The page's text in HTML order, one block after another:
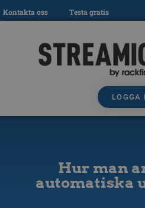
Kontakta oss Testa gratis
LOGGA
Hur man
automatiska